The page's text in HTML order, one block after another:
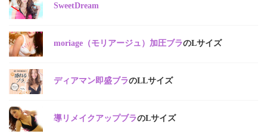
SweetDream
moriage（モリアージュ）加圧ブラのLサイズ
ディアマン即盛ブラのLLサイズ
導リメイクアップブラのLサイズ